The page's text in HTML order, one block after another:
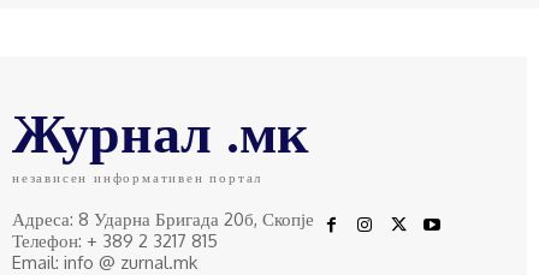
Журнал .мк
независен информативен портал
Адреса: 8 Ударна Бригада 20б, Скопје
Телефон: + 389 2 3217 815
Email: info @ zurnal.mk